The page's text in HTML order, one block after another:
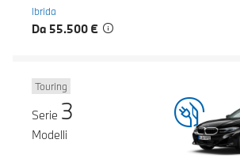
Ibrida
Da 55.500 €
Touring
Serie 3
Modelli